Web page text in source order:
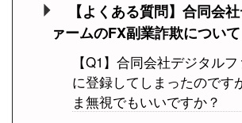
【よくある質問】合同会
ァームのFX副業詐欺について
【Q1】合同会社デジタル
に登録してしまったのです
ま無視でもいいですか？